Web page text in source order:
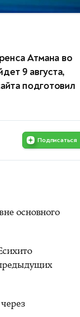
Атмана во
9 августа,
подготовил
Подписаться
основного